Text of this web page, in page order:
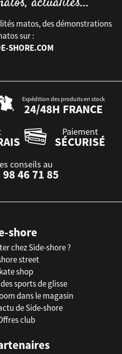
matos, des démonstrations
sur :
SHORE.COM
Expédition des produits en stock
24/48H FRANCE
Paiement
SÉCURISÉ
conseils au
98 46 71 85
shore
chez Side-shore ?
street
shop
sports de glisse
dans le magasin
de Side-shore
club